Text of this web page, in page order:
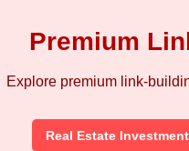
Premium
Explore premium link-
Real Estate